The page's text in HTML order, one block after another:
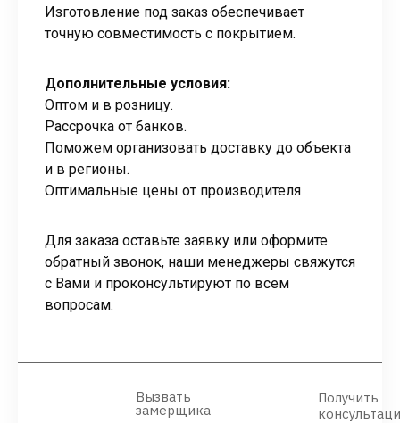
Изготовление под заказ обеспечивает
точную совместимость с покрытием.
Дополнительные условия:
Оптом и в розницу.
Рассрочка от банков.
Поможем организовать доставку до объекта
и в регионы.
Оптимальные цены от производителя
Для заказа оставьте заявку или оформите
обратный звонок, наши менеджеры свяжутся
с Вами и проконсультируют по всем
вопросам.
Вызвать
замерщика
Получить